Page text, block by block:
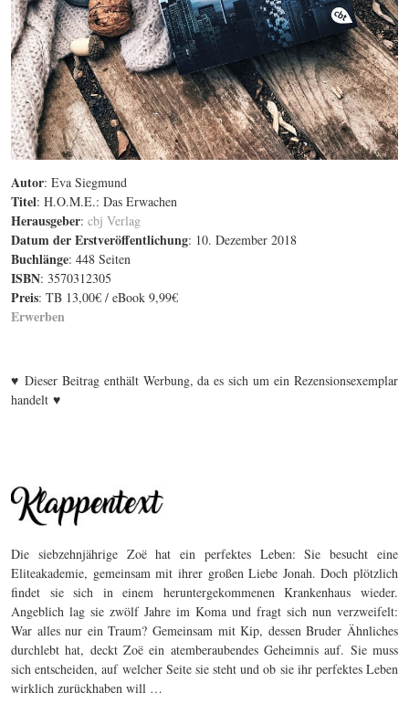
Autor: Eva Siegmund
Titel: H.O.M.E.: Das Erwachen
Herausgeber: cbj Verlag
Datum der Erstveröffentlichung: 10. Dezember 2018
Buchlänge: 448 Seiten
ISBN: 3570312305
Preis: TB 13,00€ / eBook 9,99€
Erwerben
♥ Dieser Beitrag enthält Werbung, da es sich um ein Rezensionsexemplar
handelt ♥
Die siebzehnjährige Zoë hat ein perfektes Leben: Sie besucht eine
Eliteakademie, gemeinsam mit ihrer großen Liebe Jonah. Doch plötzlich
findet sie sich in einem heruntergekommenen Krankenhaus wieder.
Angeblich lag sie zwölf Jahre im Koma und fragt sich nun verzweifelt:
War alles nur ein Traum? Gemeinsam mit Kip, dessen Bruder Ähnliches
durchlebt hat, deckt Zoë ein atemberaubendes Geheimnis auf. Sie muss
sich entscheiden, auf welcher Seite sie steht und ob sie ihr perfektes Leben
wirklich zurückhaben will …